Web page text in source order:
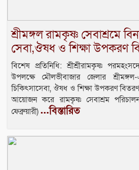
শ্রীমঙ্গল রামকৃষ্ণ সেবাশ্রমে
সেবা,ঔষধ ও শিক্ষা উপকরণ
বিশেষ প্রতিনিধি: শ্রীশ্রীরামকৃষ্ণ
উপলক্ষে মৌলভীবাজার জেলার শ্রীমঙ্গল-
চিকিৎসাসেবা, ঔষধ ও শিক্ষা উপকরণ
আয়োজন করে রামকৃষ্ণ সেবাশ্রম
ফেব্রুয়ারী) ...বিস্তারিত